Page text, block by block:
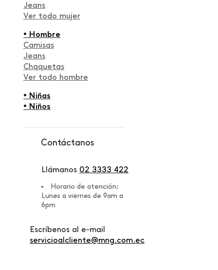
Jeans
Ver todo mujer
• Hombre
Camisas
Jeans
Chaquetas
Ver todo hombre
• Niñas
• Niños
Contáctanos
Llámanos 02 3333 422
Horario de atención:
Lunes a viernes de 9am a
6pm
Escríbenos al e-mail
servicioalcliente@mng.com.ec